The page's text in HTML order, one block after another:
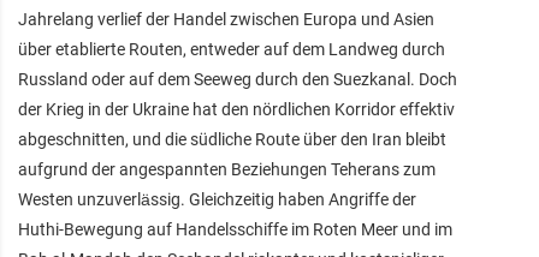
Jahrelang verlief der Handel zwischen Europa und Asien
über etablierte Routen, entweder auf dem Landweg durch
Russland oder auf dem Seeweg durch den Suezkanal. Doch
der Krieg in der Ukraine hat den nördlichen Korridor effektiv
abgeschnitten, und die südliche Route über den Iran bleibt
aufgrund der angespannten Beziehungen Teherans zum
Westen unzuverlässig. Gleichzeitig haben Angriffe der
Huthi-Bewegung auf Handelsschiffe im Roten Meer und im